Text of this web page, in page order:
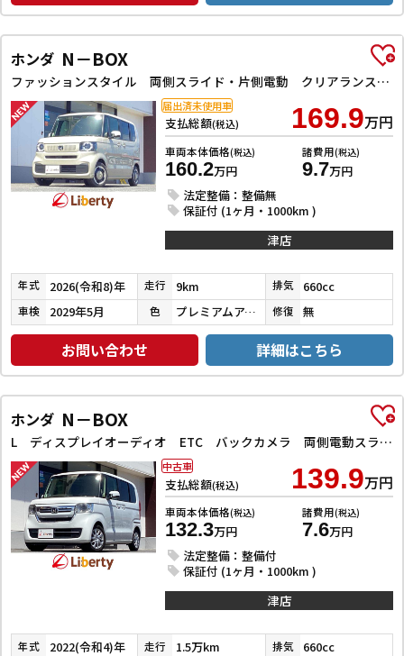
ホンダ N－BOX
ファッションスタイル 両側スライド・片側電動 クリアランスソナー オートクルーズコントロール レーンアシスト オートライト スマートキー アイドリングストップ ベンチシート CVT ESC チップアップシート
支払総額(税込) 169.9万円
車両本体価格(税込)
160.2万円
諸費用(税込)
9.7万円
法定整備：整備無
保証付 (1ヶ月・1000km )
届出済未使用車
津店
年式 2026(令和8)年 走行 9km 排気 660cc
車検 2029年5月 色 プレミアムアイボリーパールⅡ 修復 無
お問い合わせ 詳細はこちら
ホンダ N－BOX
L ディスプレイオーディオ ETC バックカメラ 両側電動スライドドア クリアランスソナー クルーズコントロール レーンアシスト 衝突被害軽減システム オートライト スマートキー アイドリングストップ
支払総額(税込) 139.9万円
車両本体価格(税込)
132.3万円
諸費用(税込)
7.6万円
法定整備：整備付
保証付 (1ヶ月・1000km )
中古車
津店
年式 2022(令和4)年 走行 1.5万km 排気 660cc